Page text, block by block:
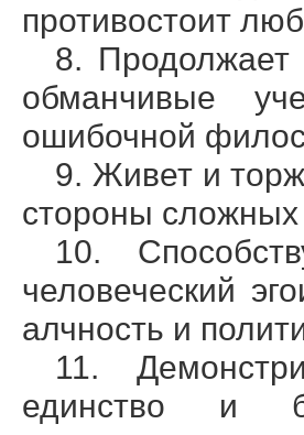
противостоит
8. Продолжает
обманчивые
ошибочной
9. Живет и
стороны
10.
человеческий
алчность и
11.
единство и